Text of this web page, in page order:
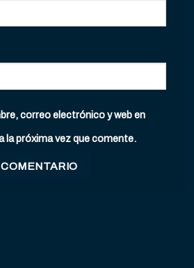
correo electrónico y web en
la próxima vez que comente.